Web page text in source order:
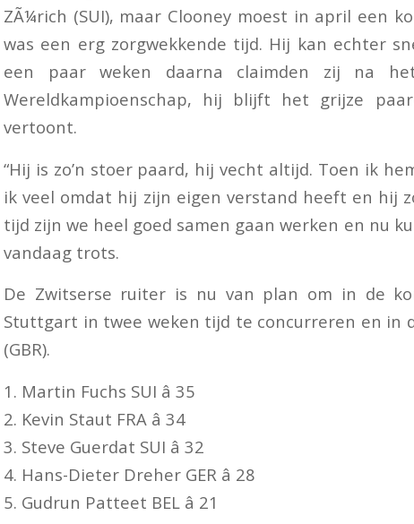
ZÃ¼rich (SUI), maar Clooney moest in april een
was een erg zorgwekkende tijd. Hij kan echter
een paar weken daarna claimden zij na
Wereldkampioenschap, hij blijft het grijze
vertoont.
“Hij is zo’n stoer paard, hij vecht altijd. Toen ik
ik veel omdat hij zijn eigen verstand heeft en hij
tijd zijn we heel goed samen gaan werken en nu
vandaag trots.
De Zwitserse ruiter is nu van plan om in de
Stuttgart in twee weken tijd te concurreren en in
(GBR).
1. Martin Fuchs SUI â 35
2. Kevin Staut FRA â 34
3. Steve Guerdat SUI â 32
4. Hans-Dieter Dreher GER â 28
5. Gudrun Patteet BEL â 21